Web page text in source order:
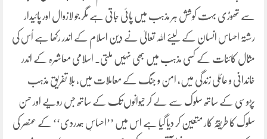
سے تھوڑی بہت کوشش ہر مذہب میں پائی جاتی ہے مگر جو لازوال اور پائیدار
رشتۂ احساس انسان کے لیئے اللہ تعالیٰ نے دین اسلام کے اندر رکھا ہے اُس کی
مثال کائنات کے کسی مذہب میں بھی نہیں ملتی۔ اسلامی معاشرہ کے اندر
خاندانی و عائلی زندگی میں، امن و جنگ کے معاملات میں، بلا تفریق مذہب
پڑوسی کے ساتھ سلوک سے لے کر حیوانوں تک کے ساتھ جس رویے اور حسن
سلوک کا طریقۂ کار متعین کر دیا گیا ہے اس میں ’’احساسِ ہمدردی‘‘ کے عنصر کی